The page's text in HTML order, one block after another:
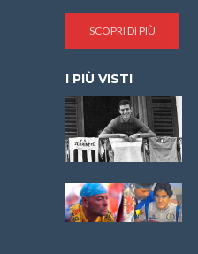
SCOPRI DI PIÙ
I PIÙ VISTI